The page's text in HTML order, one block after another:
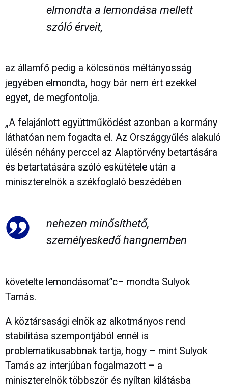
elmondta a lemondása mellett
szóló érveit,
az államfő pedig a kölcsönös méltányosság
jegyében elmondta, hogy bár nem ért ezekkel
egyet, de megfontolja.
„A felajánlott együttműködést azonban a kormány
láthatóan nem fogadta el. Az Országgyűlés alakuló
ülésén néhány perccel az Alaptörvény betartására
és betartatására szóló eskütétele után a
miniszterelnök a székfoglaló beszédében
nehezen minősíthető,
személyeskedő hangnemben
követelte lemondásomat”c– mondta Sulyok
Tamás.
A köztársasági elnök az alkotmányos rend
stabilitása szempontjából ennél is
problematikusabbnak tartja, hogy – mint Sulyok
Tamás az interjúban fogalmazott – a
miniszterelnök többször és nyíltan kilátásba